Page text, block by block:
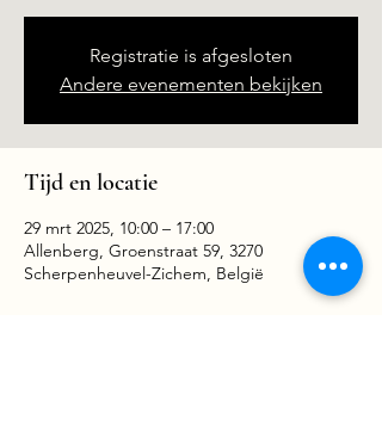
Registratie is afgesloten
Andere evenementen bekijken
Tijd en locatie
29 mrt 2025, 10:00 – 17:00
Allenberg, Groenstraat 59, 3270
Scherpenheuvel-Zichem, België